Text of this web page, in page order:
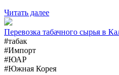
Читать далее
Перевозка табачного сырья в
#табак
#Импорт
#ЮАР
#Южная Корея